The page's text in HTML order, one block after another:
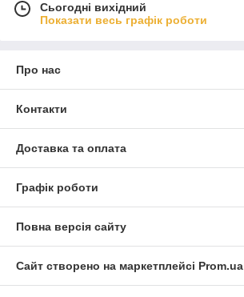
Сьогодні вихідний
Показати весь графік роботи
Про нас
Контакти
Доставка та оплата
Графік роботи
Повна версія сайту
Сайт створено на маркетплейсі Prom.ua